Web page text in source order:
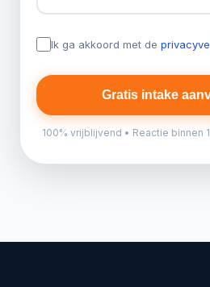
Ik ga akkoord met de
Gratis intake
100% vrijblijvend • Reactie binnen